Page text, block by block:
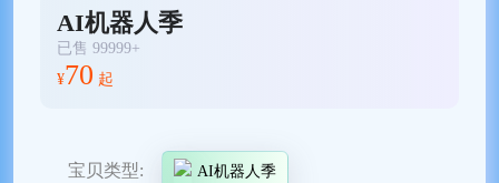
AI机器人季
已售 99999+
¥70 起
宝贝类型: AI机器人季